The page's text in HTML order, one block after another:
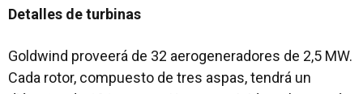
Detalles de turbinas
Goldwind proveerá de 32 aerogeneradores de 2,5 MW.
Cada rotor, compuesto de tres aspas, tendrá un